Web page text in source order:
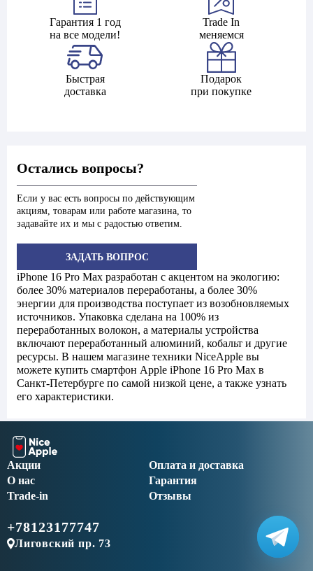
Гарантия 1 год
на все модели!
Trade In
меняемся
Быстрая
доставка
Подарок
при покупке
Остались вопросы?
Если у вас есть вопросы по действующим
акциям, товарам или работе магазина, то
задавайте их и мы с радостью ответим.
ЗАДАТЬ ВОПРОС
iPhone 16 Pro Max разработан с акцентом на экологию:
более 30% материалов переработаны, а более 30%
энергии для производства поступает из возобновляемых
источников. Упаковка сделана на 100% из
переработанных волокон, а материалы устройства
включают переработанный алюминий, кобальт и другие
ресурсы. В нашем магазине техники NiceApple вы
можете купить смартфон Apple iPhone 16 Pro Max в
Санкт-Петербурге по самой низкой цене, а также узнать
его характеристики.
Акции
О нас
Оплата и доставка
Trade-in
Гарантия
Отзывы
+78123177747
Лиговский пр. 73